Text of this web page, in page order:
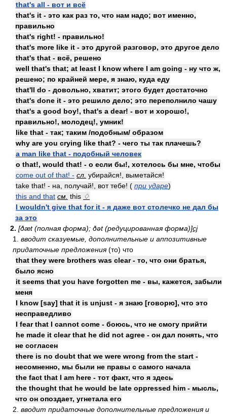
that's all - вот и всё
that's it - это как раз то, что нам надо; вот именно,
правильно
that's right! - правильно!
that's more like it - это другой разговор, это другое дело
that's that - всё, решено
well that's that; at least I know where I am going - ну что ж,
решено; по крайней мере, я знаю, куда еду
that'll do - довольно, хватит; этого будет достаточно
that's done it - это решило дело; это переполнило чашу
that's a good boy!, that's a dear! - вот и хорошо!,
правильно!, молодец!, умник!
like that - так; таким /подобным/ образом
why are you crying like that? - чего ты так плачешь?
a man like that - подобный человек
o that!, would that! - о если бы!, хотелось бы мне, чтобы
come out of that! - сл. убирайся!, выметайся!
take that! - на, получай!, вот тебе! ( при ударе)
this and that см. this ♢
I wouldn't give that for it - я даже вот столечко не дал бы
за это
2. [ðæt (полная форма); ðət (редуцированная форма)]cj
1. вводит сказуемые, дополнительные и аппозитивные
придаточные предложения(то) что
that they were brothers was clear - то, что они братья,
было ясно
it seems that you have forgotten me - вы, кажется, забыли
меня
I know [say] that it is unjust - я знаю [говорю], что это
несправедливо
I fear that I cannot come - боюсь, что не смогу прийти
he made it clear that he did not agree - он дал понять, что
не согласен
there is no doubt that we were wrong from the start -
несомненно, мы были не правы с самого начала
the fact that I am here - тот факт, что я здесь
the thought that he would be late oppressed him - мысль,
что он опоздает, угнетала его
2. вводит придаточные дополнительные предложения и